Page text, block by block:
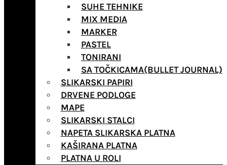
SUHE TEHNIKE
MIX MEDIA
MARKER
PASTEL
TONIRANI
SA TOČKICAMA(BULLET JOURNAL)
SLIKARSKI PAPIRI
DRVENE PODLOGE
MAPE
SLIKARSKI STALCI
NAPETA SLIKARSKA PLATNA
KAŠIRANA PLATNA
PLATNA U ROLI